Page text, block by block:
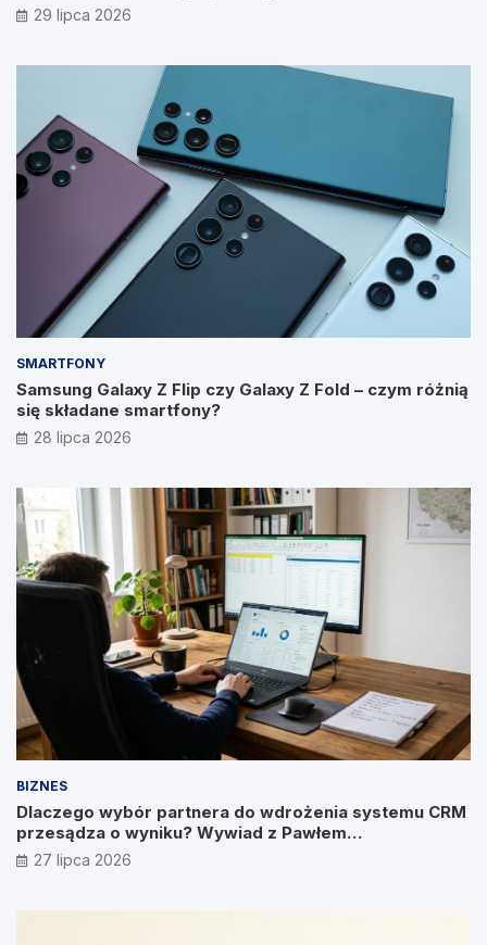
29 lipca 2026
SMARTFONY
Samsung Galaxy Z Flip czy Galaxy Z Fold – czym różnią
się składane smartfony?
28 lipca 2026
BIZNES
Dlaczego wybór partnera do wdrożenia systemu CRM
przesądza o wyniku? Wywiad z Pawłem
Prymakowskim, CEO IT Vision
27 lipca 2026